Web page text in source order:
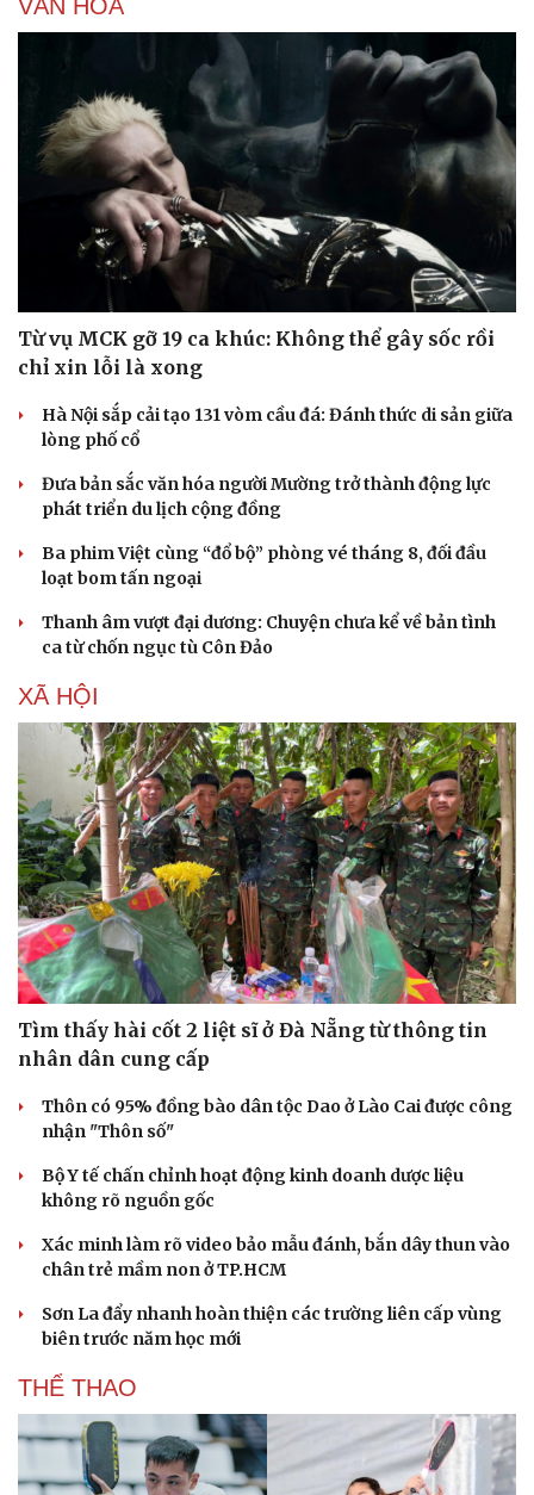
Du lịch
Tư vấn
check-in
Podcast
Câu chuyện thời sự
Cửa sổ tình yêu
VĂN HÓA
Từ vụ MCK gỡ 19 ca khúc: Không thể gây sốc rồi
chỉ xin lỗi là xong
Hà Nội sắp cải tạo 131 vòm cầu đá: Đánh thức di sản giữa
lòng phố cổ
Đưa bản sắc văn hóa người Mường trở thành động lực
phát triển du lịch cộng đồng
Ba phim Việt cùng “đổ bộ” phòng vé tháng 8, đối đầu
loạt bom tấn ngoại
Thanh âm vượt đại dương: Chuyện chưa kể về bản tình
ca từ chốn ngục tù Côn Đảo
XÃ HỘI
Tìm thấy hài cốt 2 liệt sĩ ở Đà Nẵng từ thông tin
nhân dân cung cấp
Thôn có 95% đồng bào dân tộc Dao ở Lào Cai được công
nhận "Thôn số"
Bộ Y tế chấn chỉnh hoạt động kinh doanh dược liệu
không rõ nguồn gốc
Xác minh làm rõ video bảo mẫu đánh, bắn dây thun vào
chân trẻ mầm non ở TP.HCM
Sơn La đẩy nhanh hoàn thiện các trường liên cấp vùng
biên trước năm học mới
THỂ THAO